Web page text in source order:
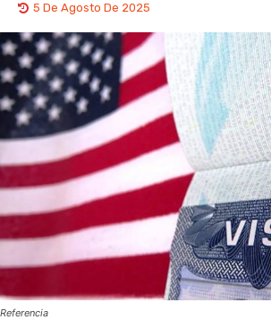
5 De Agosto De 2025
Referencia